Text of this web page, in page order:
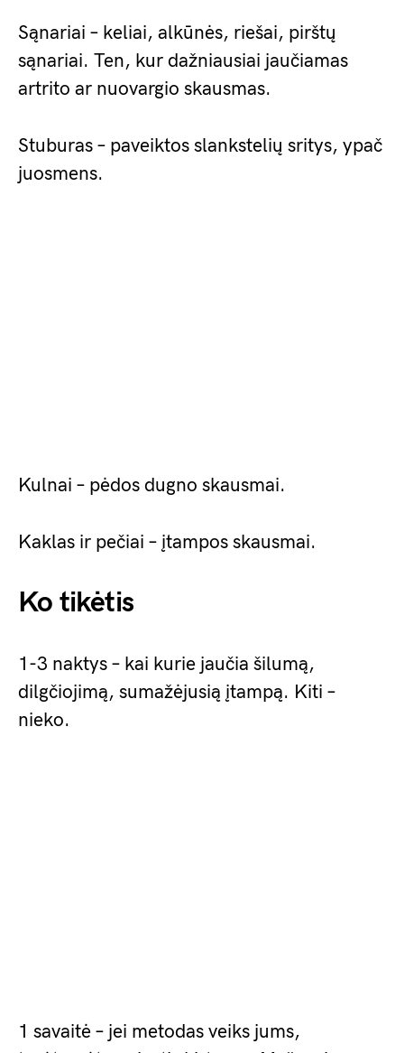
Sąnariai – keliai, alkūnės, riešai, pirštų
sąnariai. Ten, kur dažniausiai jaučiamas
artrito ar nuovargio skausmas.
Stuburas – paveiktos slankstelių sritys, ypač
juosmens.
Kulnai – pėdos dugno skausmai.
Kaklas ir pečiai – įtampos skausmai.
Ko tikėtis
1-3 naktys – kai kurie jaučia šilumą,
dilgčiojimą, sumažėjusią įtampą. Kiti –
nieko.
1 savaitė – jei metodas veiks jums,